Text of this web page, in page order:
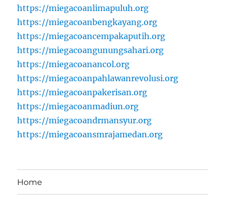
https://miegacoanlimapuluh.org
https://miegacoanbengkayang.org
https://miegacoancempakaputih.org
https://miegacoangunungsahari.org
https://miegacoanancol.org
https://miegacoanpahlawanrevolusi.org
https://miegacoanpakerisan.org
https://miegacoanmadiun.org
https://miegacoandrmansyur.org
https://miegacoansmrajamedan.org
Home